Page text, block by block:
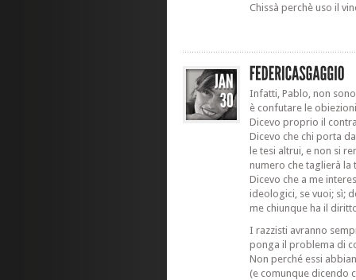
Chissà perchè uso il
Infatti, Pablo, non
è confutare le
Dicevo proprio il
Dicevo che chi porta
le tesi altrui, e non si
numero che taglierà la
Dicevo che a me
ideologici, se vuoi; sì;
me chiunque ha il
I razzisti avranno
ponga il problema di
Non perché essi
(e comunque dicendo